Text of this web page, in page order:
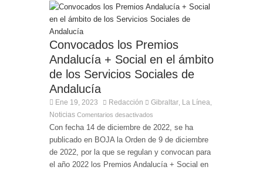
Convocados los Premios
Andalucía + Social en el ámbito
de los Servicios Sociales de
Andalucía
Ene 19, 2023 Redacción Gibraltar La Línea
Noticias Comentarios desactivados
Con fecha 14 de diciembre de 2022, se ha
publicado en BOJA la Orden de 9 de diciembre
de 2022, por la que se regulan y convocan para
el año 2022 los Premios Andalucía + Social en